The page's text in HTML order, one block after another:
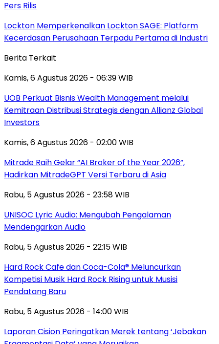
Pers Rilis
Lockton Memperkenalkan Lockton SAGE: Platform
Kecerdasan Perusahaan Terpadu Pertama di Industri
Berita Terkait
Kamis, 6 Agustus 2026 - 06:39 WIB
UOB Perkuat Bisnis Wealth Management melalui
Kemitraan Distribusi Strategis dengan Allianz Global
Investors
Kamis, 6 Agustus 2026 - 02:00 WIB
Mitrade Raih Gelar “AI Broker of the Year 2026”,
Hadirkan MitradeGPT Versi Terbaru di Asia
Rabu, 5 Agustus 2026 - 23:58 WIB
UNISOC Lyric Audio: Mengubah Pengalaman
Mendengarkan Audio
Rabu, 5 Agustus 2026 - 22:15 WIB
Hard Rock Cafe dan Coca-Cola® Meluncurkan
Kompetisi Musik Hard Rock Rising untuk Musisi
Pendatang Baru
Rabu, 5 Agustus 2026 - 14:00 WIB
Laporan Cision Peringatkan Merek tentang ‘Jebakan